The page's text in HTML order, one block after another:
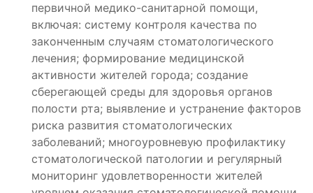
первичной медико-санитарной помощи,
включая: систему контроля качества по
законченным случаям стоматологического
лечения; формирование медицинской
активности жителей города; создание
сберегающей среды для здоровья органов
полости рта; выявление и устранение факторов
риска развития стоматологических
заболеваний; многоуровневую профилактику
стоматологической патологии и регулярный
мониторинг удовлетворенности жителей